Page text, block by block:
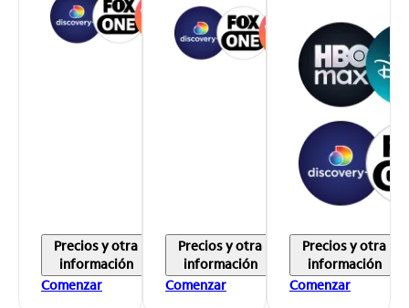
Precios y otra
información
Comenzar
Precios y otra
información
Comenzar
Precios y otra
información
Comenzar